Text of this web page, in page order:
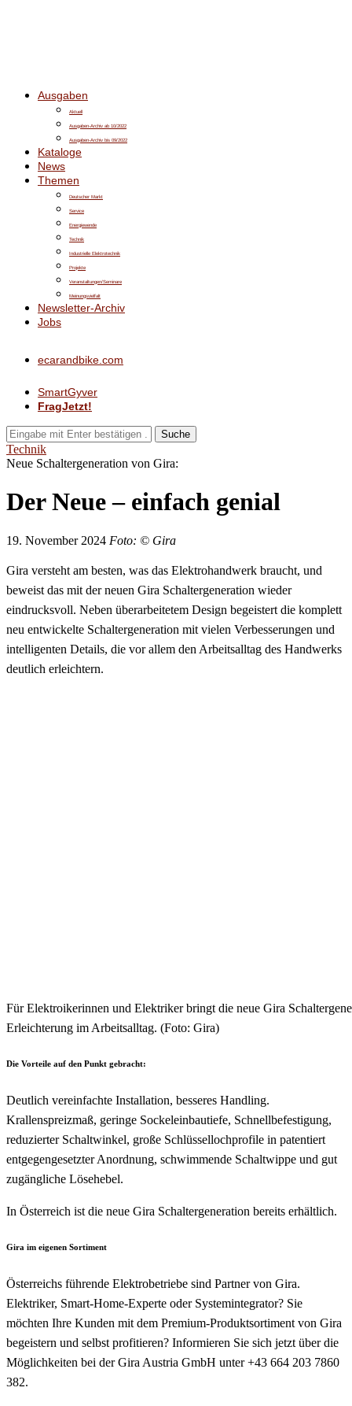
Ausgaben
Aktuell
Ausgaben-Archiv ab 10/2022
Ausgaben-Archiv bis 09/2022
Kataloge
News
Themen
Deutscher Markt
Service
Energiewende
Technik
Industrielle Elektrotechnik
Projekte
Veranstaltungen/Seminare
Meinungsvielfalt
Newsletter-Archiv
Jobs
ecarandbike.com
SmartGyver
FragJetzt!
Suche
Technik
Neue Schaltergeneration von Gira:
Der Neue – einfach genial
19. November 2024 Foto: © Gira
Gira versteht am besten, was das Elektrohandwerk braucht, und
beweist das mit der neuen Gira Schaltergeneration wieder
eindrucksvoll. Neben überarbeitetem Design begeistert die komplett
neu entwickelte Schaltergeneration mit vielen Verbesserungen und
intelligenten Details, die vor allem den Arbeitsalltag des Handwerks
deutlich erleichtern.
Für Elektroikerinnen und Elektriker bringt die neue Gira
Erleichterung im Arbeitsalltag. (Foto: Gira)
Die Vorteile auf den Punkt gebracht:
Deutlich vereinfachte Installation, besseres Handling.
Krallenspreizmaß, geringe Sockeleinbautiefe, Schnellbefestigung,
reduzierter Schaltwinkel, große Schlüssellochprofile in patentiert
entgegengesetzter Anordnung, schwimmende Schaltwippe und gut
zugängliche Lösehebel.
In Österreich ist die neue Gira Schaltergeneration bereits erhältlich.
Gira im eigenen Sortiment
Österreichs führende Elektrobetriebe sind Partner von Gira.
Elektriker, Smart-Home-Experte oder Systemintegrator? Sie
möchten Ihre Kunden mit dem Premium-Produktsortiment von Gira
begeistern und selbst profitieren? Informieren Sie sich jetzt über die
Möglichkeiten bei der Gira Austria GmbH unter +43 664 203 7860
382.